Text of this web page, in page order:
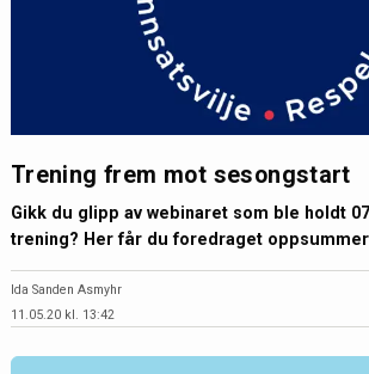
Trening frem mot sesongstart
Gikk du glipp av webinaret som ble holdt
trening? Her får du foredraget
Ida Sanden Asmyhr
11.05.20 kl. 13:42